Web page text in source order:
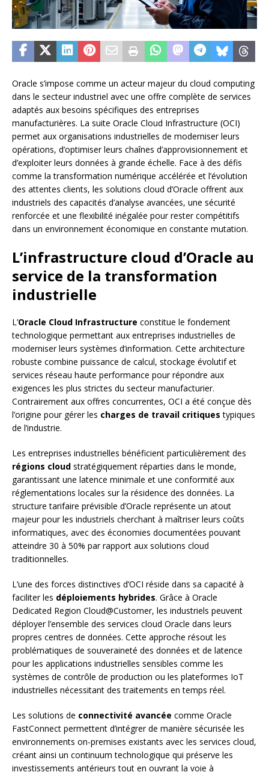
Oracle s’impose comme un acteur majeur du cloud computing
dans le secteur industriel avec une offre complète de services
adaptés aux besoins spécifiques des entreprises
manufacturières. La suite Oracle Cloud Infrastructure (OCI)
permet aux organisations industrielles de moderniser leurs
opérations, d’optimiser leurs chaînes d’approvisionnement et
d’exploiter leurs données à grande échelle. Face à des défis
comme la transformation numérique accélérée et l’évolution
des attentes clients, les solutions cloud d’Oracle offrent aux
industriels des capacités d’analyse avancées, une sécurité
renforcée et une flexibilité inégalée pour rester compétitifs
dans un environnement économique en constante mutation.
L’infrastructure cloud d’Oracle au
service de la transformation
industrielle
L’Oracle Cloud Infrastructure constitue le fondement
technologique permettant aux entreprises industrielles de
moderniser leurs systèmes d’information. Cette architecture
robuste combine puissance de calcul, stockage évolutif et
services réseau haute performance pour répondre aux
exigences les plus strictes du secteur manufacturier.
Contrairement aux offres concurrentes, OCI a été conçue dès
l’origine pour gérer les charges de travail critiques typiques
de l’industrie.
Les entreprises industrielles bénéficient particulièrement des
régions cloud stratégiquement réparties dans le monde,
garantissant une latence minimale et une conformité aux
réglementations locales sur la résidence des données. La
structure tarifaire prévisible d’Oracle représente un atout
majeur pour les industriels cherchant à maîtriser leurs coûts
informatiques, avec des économies documentées pouvant
atteindre 30 à 50% par rapport aux solutions cloud
traditionnelles.
L’une des forces distinctives d’OCI réside dans sa capacité à
faciliter les déploiements hybrides. Grâce à Oracle
Dedicated Region Cloud@Customer, les industriels peuvent
déployer l’ensemble des services cloud Oracle dans leurs
propres centres de données. Cette approche résout les
problématiques de souveraineté des données et de latence
pour les applications industrielles sensibles comme les
systèmes de contrôle de production ou les plateformes IoT
industrielles nécessitant des traitements en temps réel.
Les solutions de connectivité avancée comme Oracle
FastConnect permettent d’intégrer de manière sécurisée les
environnements on-premises existants avec les services cloud,
créant ainsi un continuum technologique qui préserve les
investissements antérieurs tout en ouvrant la voie à